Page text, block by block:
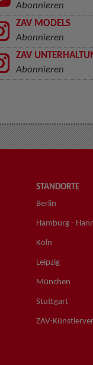
Abonnieren
ZAV MODELS
Abonnieren
ZAV
Abonnieren
STANDORTE
Berlin
Hamburg -
Köln
Leipzig
München
Stuttgart
ZAV-